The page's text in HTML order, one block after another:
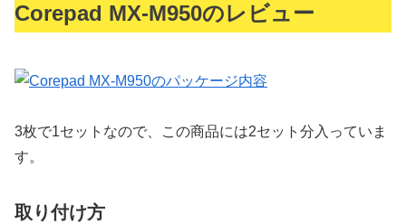
Corepad MX-M950のレビュー
3枚で1セットなので、この商品には2セット分入っていま
す。
取り付け方